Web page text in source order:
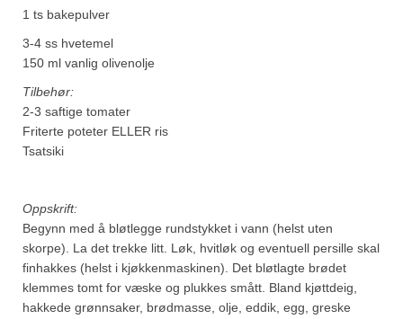
1 ts bakepulver
3-4 ss hvetemel
150 ml vanlig olivenolje
Tilbehør:
2-3 saftige tomater
Friterte poteter ELLER ris
Tsatsiki
Oppskrift:
Begynn med å bløtlegge rundstykket i vann (helst uten
skorpe). La det trekke litt. Løk, hvitløk og eventuell persille skal
finhakkes (helst i kjøkkenmaskinen). Det bløtlagte brødet
klemmes tomt for væske og plukkes smått. Bland kjøttdeig,
hakkede grønnsaker, brødmasse, olje, eddik, egg, greske